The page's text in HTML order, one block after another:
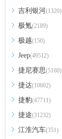
吉利银河(1320)
极氪(2189)
极越(150)
Jeep(49512)
捷尼赛思(5160)
捷达(10602)
捷豹(47711)
捷途(31232)
江淮汽车(351)